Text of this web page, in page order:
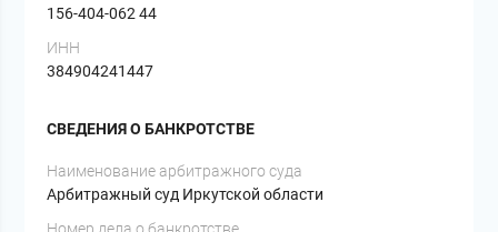
156-404-062 44
ИНН
384904241447
СВЕДЕНИЯ О БАНКРОТСТВЕ
Наименование арбитражного суда
Арбитражный суд Иркутской области
Номер дела о банкротстве